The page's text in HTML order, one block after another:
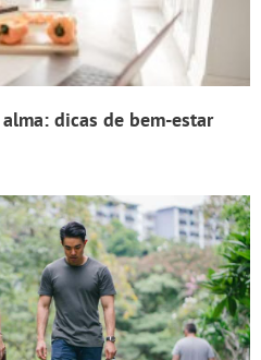
dicas de bem-estar